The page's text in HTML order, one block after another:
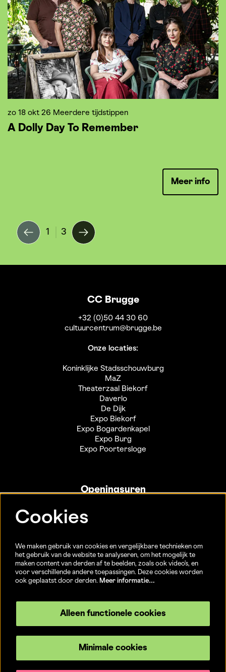
A Dolly Day To Remember
zo 18 okt 26 Meerdere tijdstippen
Meer info
1 3
CC Brugge
+32 (0)50 44 30 60
cultuurcentrum@brugge.be
Onze locaties:
Koninklijke Stadsschouwburg
MaZ
Theaterzaal Biekorf
Daverlo
De Dijk
Expo Biekorf
Expo Bogardenkapel
Expo Burg
Expo Poortersloge
Openingsuren
Sint-Jakobsstraat 20
15/08)
© CC Brugge
Cookies
We maken gebruik van cookies en vergelijkbare technieken om
het gebruik van de website te analyseren, om het mogelijk te
maken content van derden af te beelden, zoals ook video’s, en
voor verschillende andere toepassingen. Deze cookies worden
ook geplaatst door derden. Meer informatie…
Alleen functionele cookies
Minimale cookies